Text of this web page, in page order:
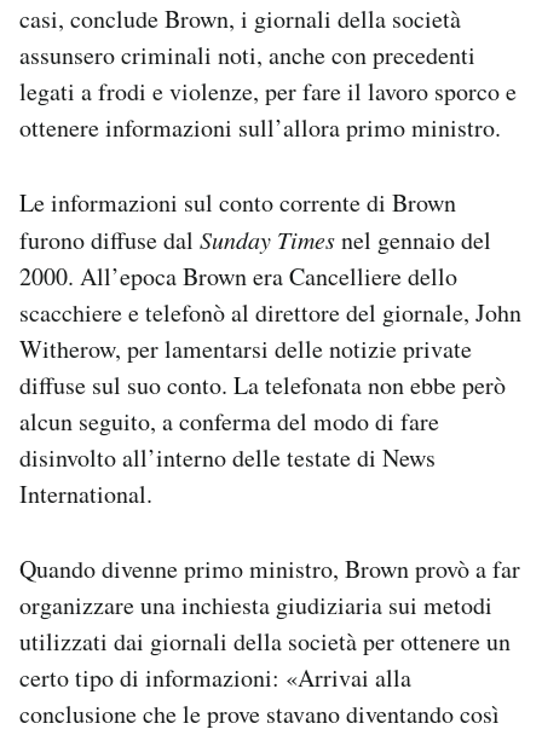
casi, conclude Brown, i giornali della società
assunsero criminali noti, anche con precedenti
legati a frodi e violenze, per fare il lavoro sporco e
ottenere informazioni sull’allora primo ministro.
Le informazioni sul conto corrente di Brown
furono diffuse dal Sunday Timesnel gennaio del
2000. All’epoca Brown era Cancelliere dello
scacchiere e telefonò al direttore del giornale, John
Witherow, per lamentarsi delle notizie private
diffuse sul suo conto. La telefonata non ebbe però
alcun seguito, a conferma del modo di fare
disinvolto all’interno delle testate di News
International.
Quando divenne primo ministro, Brown provò a far
organizzare una inchiesta giudiziaria sui metodi
utilizzati dai giornali della società per ottenere un
certo tipo di informazioni: «Arrivai alla
conclusione che le prove stavano diventando così